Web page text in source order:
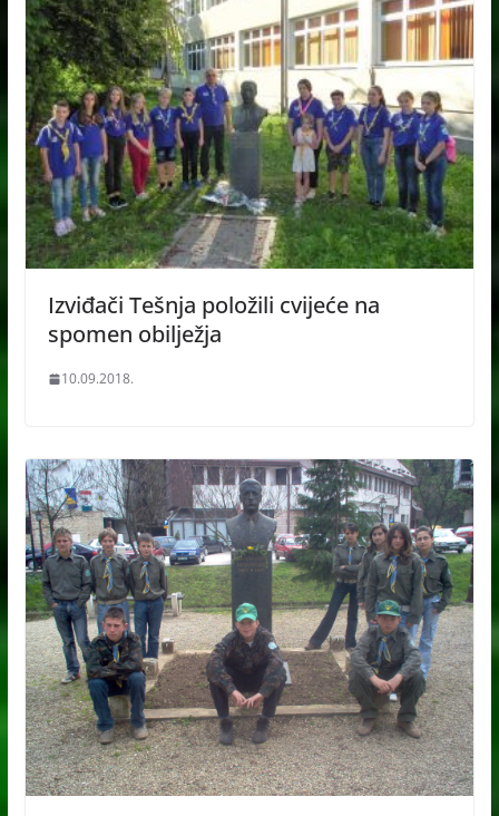
Izviđači Tešnja položili cvijeće na
spomen obilježja
10.09.2018.